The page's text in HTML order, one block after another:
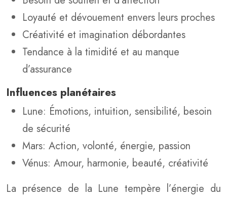
Loyauté et dévouement envers leurs proches
Créativité et imagination débordantes
Tendance à la timidité et au manque
d’assurance
Influences planétaires
Lune: Émotions, intuition, sensibilité, besoin
de sécurité
Mars: Action, volonté, énergie, passion
Vénus: Amour, harmonie, beauté, créativité
La présence de la Lune tempère l’énergie du